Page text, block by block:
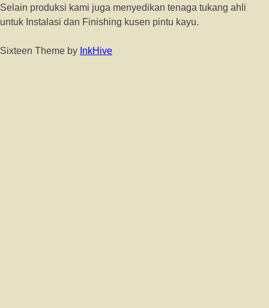
Selain produksi kami juga menyedikan tenaga tukang ahli
untuk Instalasi dan Finishing kusen pintu kayu.
Sixteen Theme by InkHive